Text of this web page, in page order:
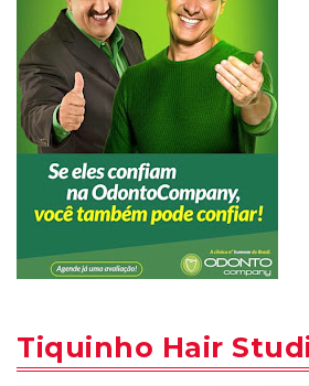
Tiquinho Hair